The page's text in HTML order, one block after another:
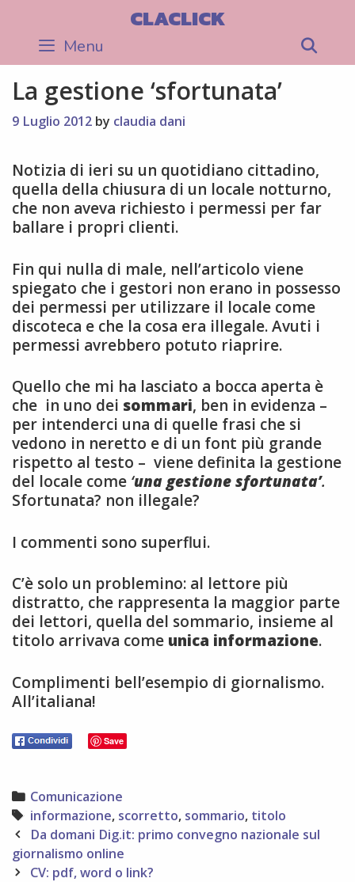
content
CLACLICK
Menu
La gestione ‘sfortunata’
9 Luglio 2012 by claudia dani
Notizia di ieri su un quotidiano cittadino,
quella della chiusura di un locale notturno,
che non aveva richiesto i permessi per far
ballare i propri clienti.
Fin qui nulla di male, nell’articolo viene
spiegato che i gestori non erano in possesso
dei permessi per utilizzare il locale come
discoteca e che la cosa era illegale. Avuti i
permessi avrebbero potuto riaprire.
Quello che mi ha lasciato a bocca aperta è
che in uno dei sommari, ben in evidenza –
per intenderci una di quelle frasi che si
vedono in neretto e di un font più grande
rispetto al testo – viene definita la gestione
del locale come ‘una gestione sfortunata’.
Sfortunata? non illegale?
I commenti sono superflui.
C’è solo un problemino: al lettore più
distratto, che rappresenta la maggior parte
dei lettori, quella del sommario, insieme al
titolo arrivava come unica informazione.
Complimenti bell’esempio di giornalismo.
All’italiana!
Save
Categories
Comunicazione
Tags
informazione, scorretto, sommario, titolo
Post
navigation
Da domani Dig.it: primo convegno nazionale sul
giornalismo online
CV: pdf, word o link?